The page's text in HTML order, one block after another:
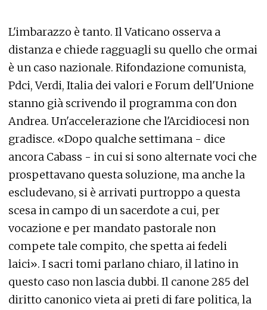
L'imbarazzo è tanto. Il Vaticano osserva a
distanza e chiede ragguagli su quello che ormai
è un caso nazionale. Rifondazione comunista,
Pdci, Verdi, Italia dei valori e Forum dell'Unione
stanno già scrivendo il programma con don
Andrea. Un'accelerazione che l'Arcidiocesi non
gradisce. «Dopo qualche settimana - dice
ancora Cabass - in cui si sono alternate voci che
prospettavano questa soluzione, ma anche la
escludevano, si è arrivati purtroppo a questa
scesa in campo di un sacerdote a cui, per
vocazione e per mandato pastorale non
compete tale compito, che spetta ai fedeli
laici». I sacri tomi parlano chiaro, il latino in
questo caso non lascia dubbi. Il canone 285 del
diritto canonico vieta ai preti di fare politica, la